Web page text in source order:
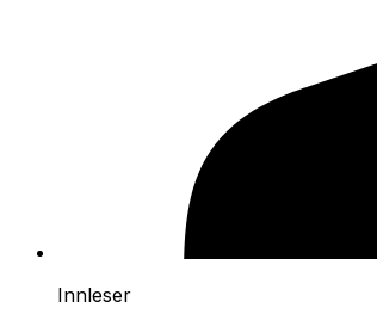
Innleser